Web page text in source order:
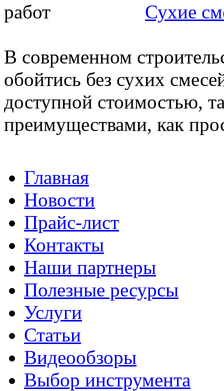
Сухие
В современном
обойтись без сухих
доступной стоимостью,
преимуществами, как
Главная
Новости
Прайс-лист
Контакты
Наши партнеры
Полезные ресурсы
Услуги
Статьи
Видеообзоры
Выбор инструмента